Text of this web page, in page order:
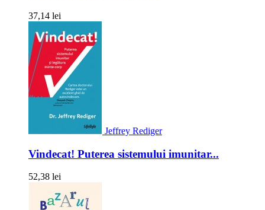
37,14 lei
Jeffrey Rediger
Vindecat! Puterea sistemului imunitar...
52,38 lei